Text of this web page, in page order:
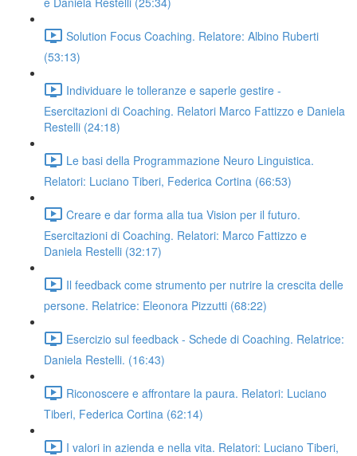
Solution Focus Coaching. Relatore: Albino Ruberti
(53:13)
Individuare le tolleranze e saperle gestire -
Esercitazioni di Coaching. Relatori Marco Fattizzo e Daniela
Restelli (24:18)
Le basi della Programmazione Neuro Linguistica.
Relatori: Luciano Tiberi, Federica Cortina (66:53)
Creare e dar forma alla tua Vision per il futuro.
Esercitazioni di Coaching. Relatori: Marco Fattizzo e
Daniela Restelli (32:17)
Il feedback come strumento per nutrire la crescita delle
persone. Relatrice: Eleonora Pizzutti (68:22)
Esercizio sul feedback - Schede di Coaching. Relatrice:
Daniela Restelli. (16:43)
Riconoscere e affrontare la paura. Relatori: Luciano
Tiberi, Federica Cortina (62:14)
I valori in azienda e nella vita. Relatori: Luciano Tiberi,